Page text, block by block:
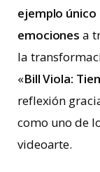
ejemplo único
emociones a
la
«Bill Viola:
reflexión
como uno de
videoarte.